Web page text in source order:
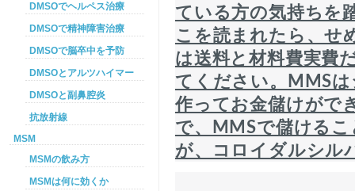
ている方の気持ちを
こを読まれたら、せ
は送料と材料費実費
てください。MMS
作ってお金儲けがで
で、MMSで儲ける
が、コロイダルシル
DMSOでヘルペス治療
DMSOで精神障害治療
DMSOで脳卒中を予防
DMSOとアルツハイマー
DMSOと副鼻腔炎
抗放射線
MSM
MSMの飲み方
MSMは何に効くか